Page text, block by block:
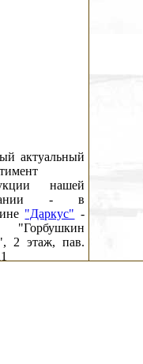
актуальный
нашей
- в
"Даркус" -
2 этаж, пав.